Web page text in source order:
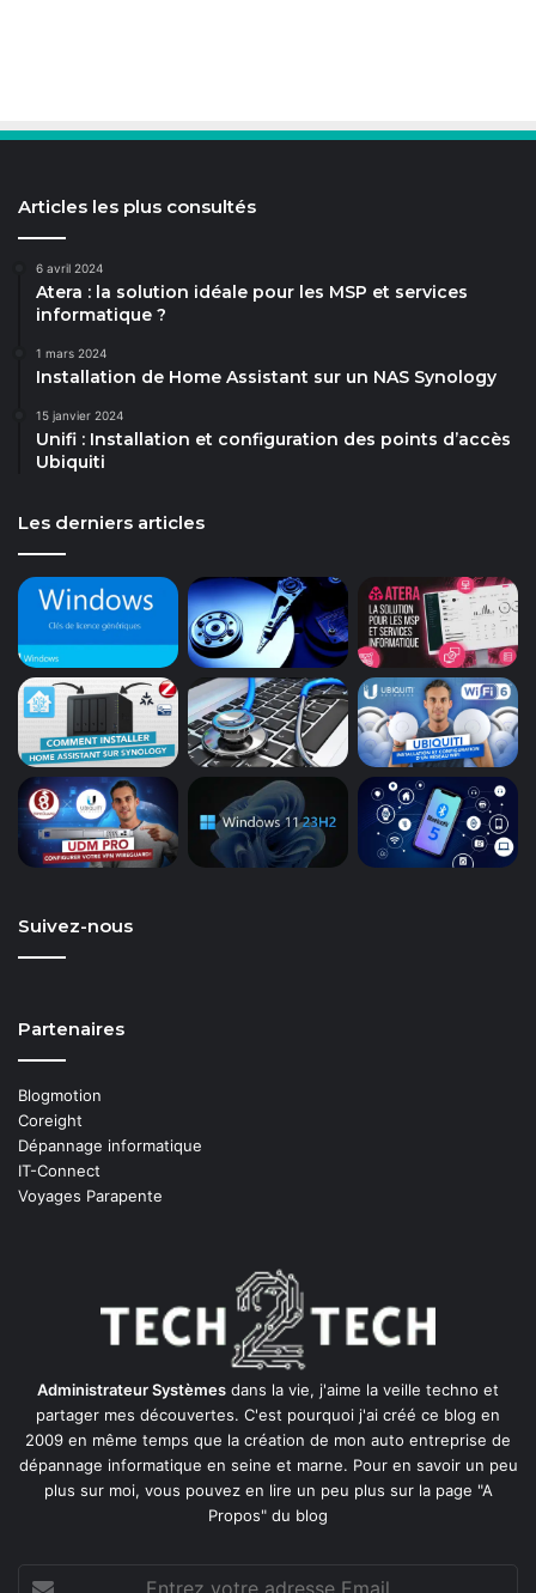
Articles les plus consultés
6 avril 2024
Atera : la solution idéale pour les MSP et services
informatique ?
1 mars 2024
Installation de Home Assistant sur un NAS Synology
15 janvier 2024
Unifi : Installation et configuration des points d’accès
Ubiquiti
Les derniers articles
Suivez-nous
Partenaires
Blogmotion
Coreight
Dépannage informatique
IT-Connect
Voyages Parapente
Administrateur Systèmes dans la vie, j'aime la veille techno et
partager mes découvertes. C'est pourquoi j'ai créé ce blog en
2009 en même temps que la création de mon auto entreprise de
dépannage informatique en seine et marne. Pour en savoir un peu
plus sur moi, vous pouvez en lire un peu plus sur la page "A
Propos" du blog